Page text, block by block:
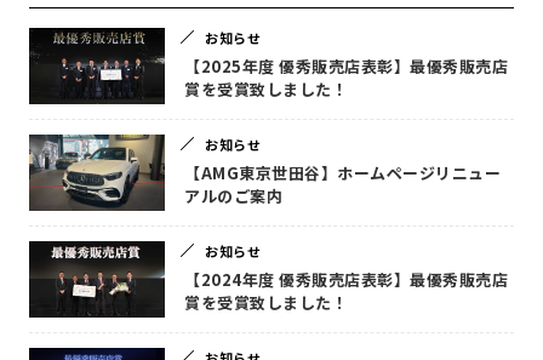
お知らせ
【2025年度 優秀販売店表彰】最優秀販売店
賞を受賞致しました！
お知らせ
【AMG東京世田谷】ホームページリニュー
アルのご案内
お知らせ
【2024年度 優秀販売店表彰】最優秀販売店
賞を受賞致しました！